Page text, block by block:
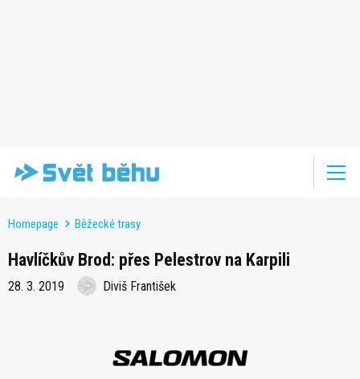
Homepage Běžecké trasy
Havlíčkův Brod: přes Pelestrov na Karpili
28. 3. 2019 Diviš František